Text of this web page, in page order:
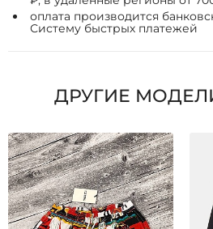
оплата производится
Систему быстрых платежей
ДРУГИЕ